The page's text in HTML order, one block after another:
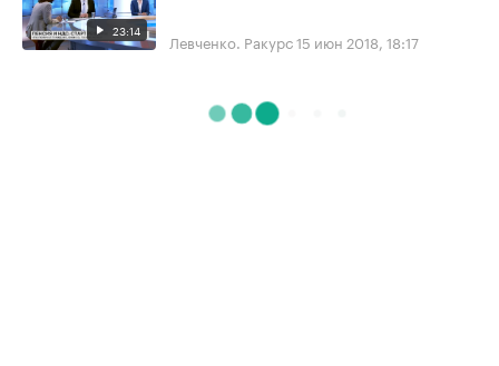
23:14 Левченко. Ракурс15 июн 2018, 18:17